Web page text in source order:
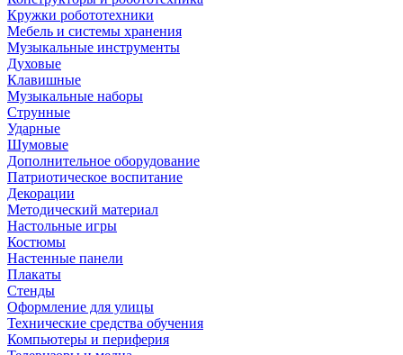
Кружки робототехники
Мебель и системы хранения
Музыкальные инструменты
Духовые
Клавишные
Музыкальные наборы
Струнные
Ударные
Шумовые
Дополнительное оборудование
Патриотическое воспитание
Декорации
Методический материал
Настольные игры
Костюмы
Настенные панели
Плакаты
Стенды
Оформление для улицы
Технические средства обучения
Компьютеры и периферия